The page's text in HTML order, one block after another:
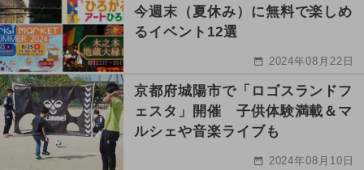
今週末（夏休み）に無料で楽しめ
るイベント12選
2024年08月22日
京都府城陽市で「ロゴスランドフ
ェスタ」開催 子供体験満載＆マ
ルシェや音楽ライブも
2024年08月10日